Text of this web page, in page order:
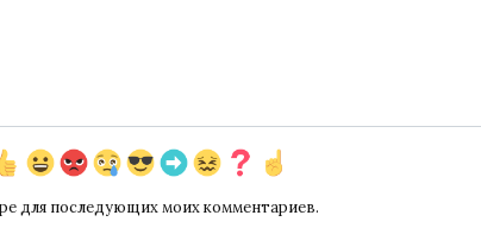
для последующих моих комментариев.